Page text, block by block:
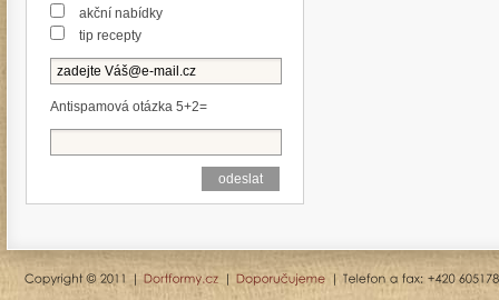
akční nabídky
tip recepty
Antispamová otázka 5+2=